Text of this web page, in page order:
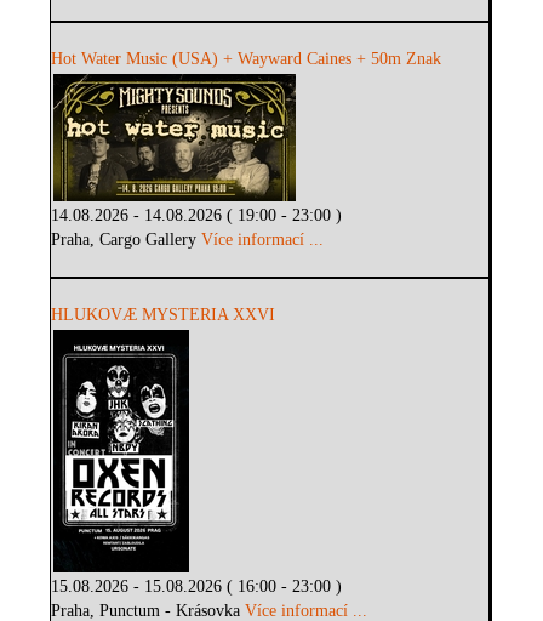
Hot Water Music (USA) + Wayward Caines + 50m Znak
14.08.2026 - 14.08.2026 ( 19:00 - 23:00 )
Praha, Cargo GalleryVíce informací ...
HLUKOVÆ MYSTERIA XXVI
15.08.2026 - 15.08.2026 ( 16:00 - 23:00 )
Praha, Punctum - KrásovkaVíce informací ...